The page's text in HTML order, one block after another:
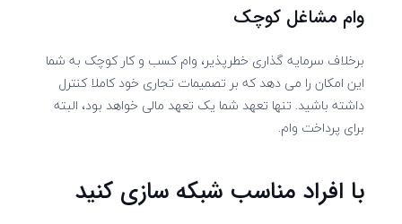
وام مشاغل کوچک
برخلاف سرمایه گذاری خطرپذیر، وام کسب و کار کوچک به شما
این امکان را می دهد که بر تصمیمات تجاری خود کاملا کنترل
داشته باشید. تنها تعهد شما یک تعهد مالی خواهد بود، البته
برای پرداخت وام.
با افراد مناسب شبکه سازی کنید